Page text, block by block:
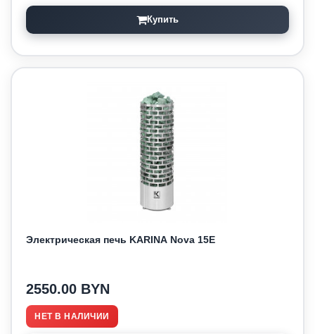
Купить
Электрическая печь KARINA Nova 15E
2550.00 BYN
НЕТ В НАЛИЧИИ